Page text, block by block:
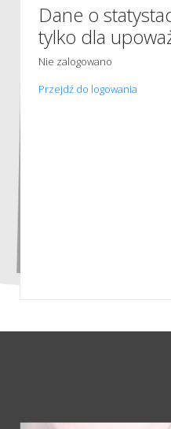
Dane o
tylko dla
Nie zalogowano
Przejdź do logowania